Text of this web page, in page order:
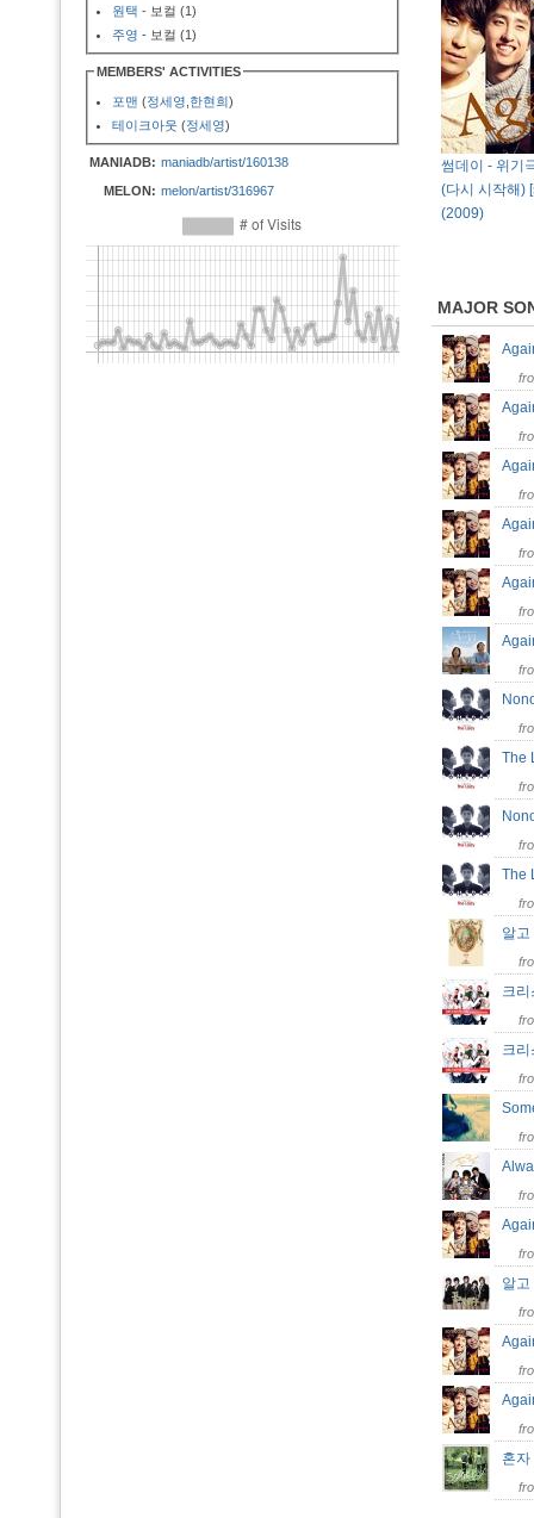
원택 - 보컬 (1)
주영 - 보컬 (1)
MEMBERS' ACTIVITIES
포맨 (정세영 한현희)
테이크아웃 (정세영)
MANIADB: maniadb/artist/160138
MELON: melon/artist/316967
썸데이 - 위기
(다시 시작해)
(2009)
MAJOR
The
알
크
크
알
혼